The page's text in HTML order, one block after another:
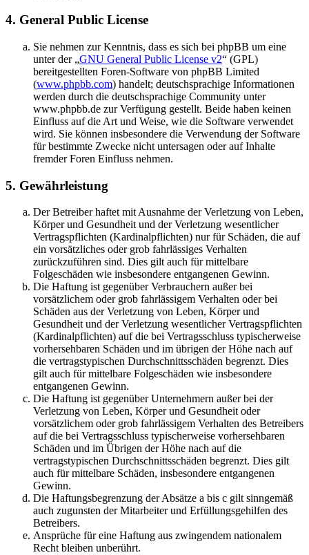
4. General Public License
Sie nehmen zur Kenntnis, dass es sich bei phpBB um eine
unter der „GNU General Public License v2“ (GPL)
bereitgestellten Foren-Software von phpBB Limited
(www.phpbb.com) handelt; deutschsprachige Informationen
werden durch die deutschsprachige Community unter
www.phpbb.de zur Verfügung gestellt. Beide haben keinen
Einfluss auf die Art und Weise, wie die Software verwendet
wird. Sie können insbesondere die Verwendung der Software
für bestimmte Zwecke nicht untersagen oder auf Inhalte
fremder Foren Einfluss nehmen.
5. Gewährleistung
Der Betreiber haftet mit Ausnahme der Verletzung von Leben,
Körper und Gesundheit und der Verletzung wesentlicher
Vertragspflichten (Kardinalpflichten) nur für Schäden, die auf
ein vorsätzliches oder grob fahrlässiges Verhalten
zurückzuführen sind. Dies gilt auch für mittelbare
Folgeschäden wie insbesondere entgangenen Gewinn.
Die Haftung ist gegenüber Verbrauchern außer bei
vorsätzlichem oder grob fahrlässigem Verhalten oder bei
Schäden aus der Verletzung von Leben, Körper und
Gesundheit und der Verletzung wesentlicher Vertragspflichten
(Kardinalpflichten) auf die bei Vertragsschluss typischerweise
vorhersehbaren Schäden und im übrigen der Höhe nach auf
die vertragstypischen Durchschnittsschäden begrenzt. Dies
gilt auch für mittelbare Folgeschäden wie insbesondere
entgangenen Gewinn.
Die Haftung ist gegenüber Unternehmern außer bei der
Verletzung von Leben, Körper und Gesundheit oder
vorsätzlichem oder grob fahrlässigem Verhalten des Betreibers
auf die bei Vertragsschluss typischerweise vorhersehbaren
Schäden und im Übrigen der Höhe nach auf die
vertragstypischen Durchschnittsschäden begrenzt. Dies gilt
auch für mittelbare Schäden, insbesondere entgangenen
Gewinn.
Die Haftungsbegrenzung der Absätze a bis c gilt sinngemäß
auch zugunsten der Mitarbeiter und Erfüllungsgehilfen des
Betreibers.
Ansprüche für eine Haftung aus zwingendem nationalem
Recht bleiben unberührt.